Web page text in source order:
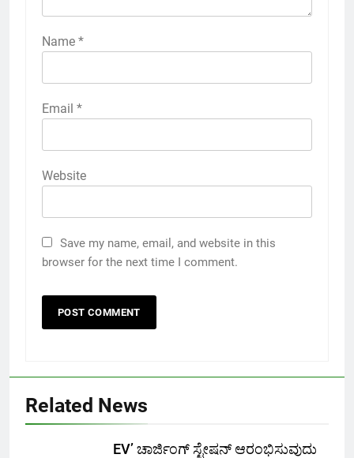
Name *
Email *
Website
Save my name, email, and website in this
browser for the next time I comment.
Related News
EV’ ಚಾರ್ಜಿಂಗ್ ಸ್ಟೇಷನ್ ಆರಂಭಿಸುವುದು